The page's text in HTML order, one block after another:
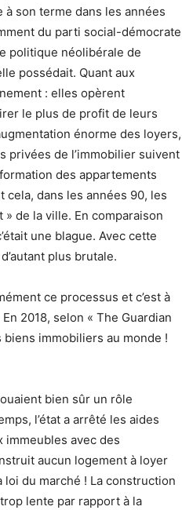
son terme dans les années
du parti social-démocrate
politique néolibérale de
possédait. Quant aux
: elles opèrent
le plus de profit de leurs
énorme des loyers,
privées de l’immobilier suivent
des appartements
dans les années 90, les
de la ville. En comparaison
une blague. Avec cette
plus brutale.
ce processus et c’est à
2018, selon « The Guardian
immobiliers au monde !
bien sûr un rôle
l’état a arrêté les aides
immeubles avec des
aucun logement à loyer
loi du marché ! La construction
lente par rapport à la